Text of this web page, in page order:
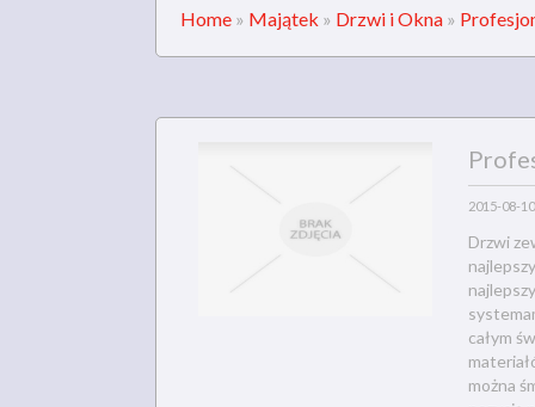
Home » Majątek » Drzwi i Okna »
2015-08-10
Drzwi
całym
można